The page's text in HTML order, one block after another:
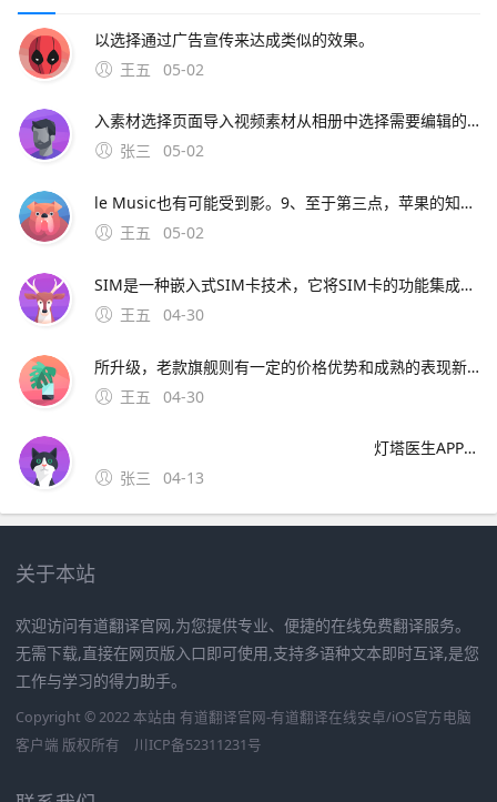
以选择通过广告宣传来达成类似的效果。
王五
05-02
入素材选择页面导入视频素材从相册中选择需要编辑的视频文件并确认导入进入特效功能区在视频编辑界面底部菜单栏找到并点击“特效”选项选择边缘加色特效在特效分类；如Ado
张三
05-02
le Music也有可能受到影。9、至于第三点，苹果的知名度是靠在手机行业独特的地位和高昂的售价，OV没有这个条件，所以选择通过广告宣传来达成类似的效果。
王五
05-02
SIM是一种嵌入式SIM卡技术，它将SIM卡的功能集成到设备的芯片中，从而消除了对物理SIM卡的需求用户可以通过软件轻松管理eSIM，无需像传统SIM卡。12、综合系统迭代逻辑功能体验和适配性来看，iOS 26更先进，但要结合设备型号和使用需求判断是否值得升级iO
王五
04-30
所升级，老款旗舰则有一定的价格优势和成熟的表现新款数字系列平板往往会搭载更新的处理器，带来更强劲的运算能力和图形处理能力，能更流畅地运行各类大型游戏专业软件等其屏幕显示技术或许也有改进，色彩更鲜艳画面。4、一产品定位差异1苹
王五
04-30
灯塔医生APP下载渠道：[安卓版]可以登陆360手机助手 、百度手机助手、小米应用商店等，各大应用市场搜索“灯塔医生”直接下载安装。[IOS版]登陆App Store 搜索“灯塔医生”直接下载安装。
张三
04-13
关于本站
欢迎访问有道翻译官网,为您提供专业、便捷的在线免费翻译服务。
无需下载,直接在网页版入口即可使用,支持多语种文本即时互译,是您
工作与学习的得力助手。
Copyright © 2022 本站由 有道翻译官网-有道翻译在线安卓/iOS官方电脑
客户端 版权所有
川ICP备52311231号